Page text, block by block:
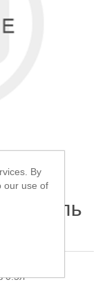
0.5л
By
our use of